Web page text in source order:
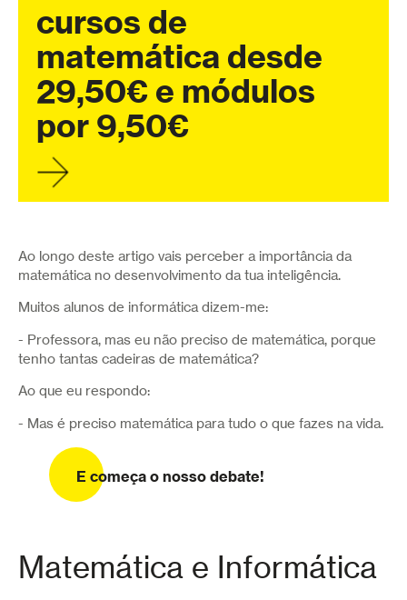
cursos de
matemática desde
29,50€ e módulos
por 9,50€
Ao longo deste artigo vais perceber a importância da
matemática no desenvolvimento da tua inteligência.
Muitos alunos de informática dizem-me:
- Professora, mas eu não preciso de matemática, porque
tenho tantas cadeiras de matemática?
Ao que eu respondo:
- Mas é preciso matemática para tudo o que fazes na vida.
E começa o nosso debate!
Matemática e Informática